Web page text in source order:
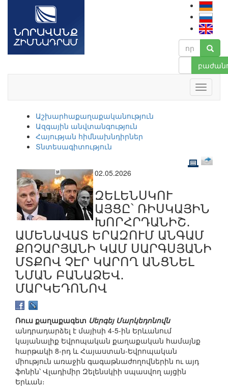
Աշխարհաքաղաքականություն
Ազգային անվտանգություն
Հայության հիմնախնդիրներ
Տնտեսագիտություն
02.05.2026
ԶԵԼԵՆՍԿՈՒ
ԱՅՑԸ՝ ՌԻՍԿԱՅԻՆ
ԽՈՐՀՐԴԱՆԻՇ․
ԱՄԵՆԱՎԱՏ ԵՐԱԶՈՒՄ ԱՆԳԱՄ
ՔՈՉԱՐՅԱՆԻ ԿԱՄ ՍԱՐԳՍՅԱՆԻ
ՄՏՔՈՎ ՉԷՐ ԿԱՐՈՂ ԱՆՑՆԵԼ
ՆՄԱՆ ԲԱՆԱՁԵՎ․
ՄԱՐԿԵԴՈՆՈՎ
Ռուս քաղաքագետ Սերգեյ Մարկեդոնովն
անդրադարձել է մայիսի 4-5-ին Երևանում
կայանալիք Եվրոպական քաղաքական համայնք
հարթակի 8-րդ և Հայաստան-Եվրոպական
միություն առաջին գագաթնաժողովներին ու այդ
ֆոնին՝ Վլադիմիր Զելենսկիի սպասվող այցին
Երևան։